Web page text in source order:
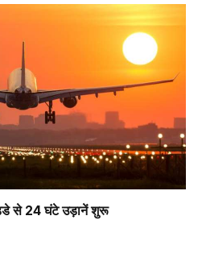
से 24 घंटे उड़ानें शुरू